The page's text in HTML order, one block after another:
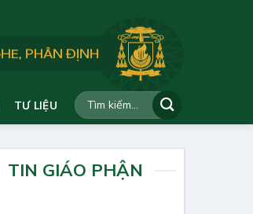
TƯ LIỆU
TIN GIÁO PHẬN